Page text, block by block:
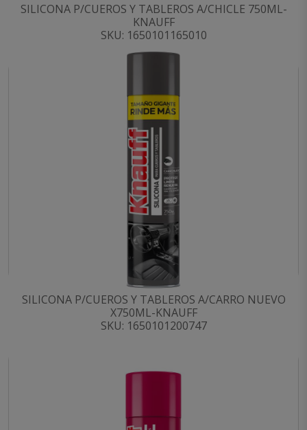
SILICONA P/CUEROS Y TABLEROS A/CHICLE 750ML-
KNAUFF
SKU: 1650101165010
SILICONA P/CUEROS Y TABLEROS A/CARRO NUEVO
X750ML-KNAUFF
SKU: 1650101200747